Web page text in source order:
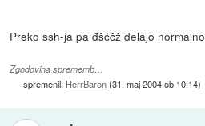
Preko ssh-ja pa đšćčž delajo normalno
Zgodovina sprememb…
spremenil: HerrBaron(31. maj 2004 ob 10:14)